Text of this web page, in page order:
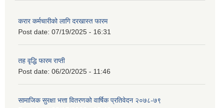
करार कर्मचारीको लागि दरखास्त फारम
Post date: 07/19/2025 - 16:31
तह वृद्धि फारम राप्ती
Post date: 06/20/2025 - 11:46
सामाजिक सुरक्षा भत्ता वितरणको वार्षिक प्रतिवेदन २०७८-७९